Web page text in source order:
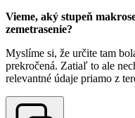
Vieme, aký stupeň
zemetrasenie?
Myslíme si, že určite tam
prekročená. Zatiaľ to ale
relevantné údaje priamo z